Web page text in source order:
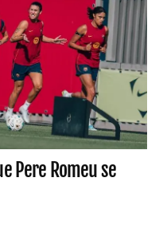
Pere Romeu se